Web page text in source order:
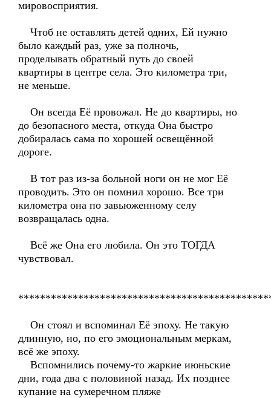
мировосприятия.
Чтоб не оставлять детей одних, Ей нужно
было каждый раз, уже за полночь,
проделывать обратный путь до своей
квартиры в центре села. Это километра три,
не меньше.
Он всегда Её провожал. Не до квартиры, но
до безопасного места, откуда Она быстро
добиралась сама по хорошей освещённой
дороге.
В тот раз из-за больной ноги он не мог Её
проводить. Это он помнил хорошо. Все три
километра она по завьюженному селу
возвращалась одна.
Всё же Она его любила. Он это ТОГДА
чувствовал.
Он стоял и вспоминал Её эпоху. Не такую
длинную, но, по его эмоциональным меркам,
всё же эпоху.
Вспомнились почему-то жаркие июньские
дни, года два с половиной назад. Их позднее
купание на сумеречном пляже